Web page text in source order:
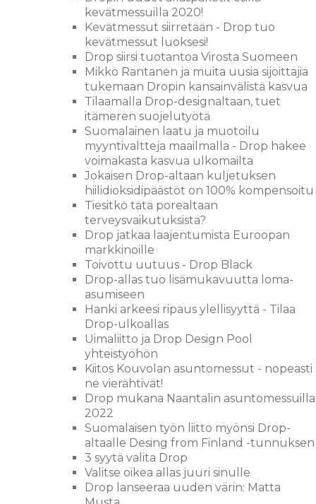
kevätmessuilla 2020!
Kevätmessut siirretään - Drop tuo
kevätmessut luoksesi!
Drop siirsi tuotantoa Virosta Suomeen
Mikko Rantanen ja muita uusia sijoittajia
tukemaan Dropin kansainvälistä kasvua
Tilaamalla Drop-designaltaan, tuet
itämeren suojelutyötä
Suomalainen laatu ja muotoilu
myyntivaltteja maailmalla - Drop hakee
voimakasta kasvua ulkomailta
Jokaisen Drop-altaan kuljetuksen
hiilidioksidipäästöt on 100% kompensoitu
Tiesitkö tätä porealtaan
terveysvaikutuksista?
Drop jatkaa laajentumista Euroopan
markkinoille
Toivottu uutuus - Drop Black
Drop-allas tuo lisämukavuutta loma-
asumiseen
Hanki arkeesi ripaus ylellisyyttä - Tilaa
Drop-ulkoallas
Uimaliitto ja Drop Design Pool
yhteistyöhön
Kiitos Kouvolan asuntomessut - nopeasti
ne vierähtivät!
Drop mukana Naantalin asuntomessuilla
2022
Suomalaisen työn liitto myönsi Drop-
altaalle Desing from Finland -tunnuksen
3 syytä valita Drop
Valitse oikea allas juuri sinulle
Drop lanseeraa uuden värin: Matta